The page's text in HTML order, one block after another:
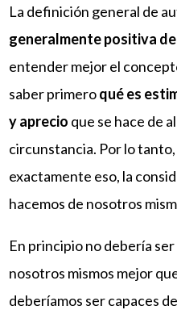
La definición general de
generalmente positiva de
entender mejor el
saber primeroqué es
y aprecio que se hace de
circunstancia. Por lo
exactamente eso, la
hacemos de nosotros
En principio no debería
nosotros mismos mejor
deberíamos ser capaces